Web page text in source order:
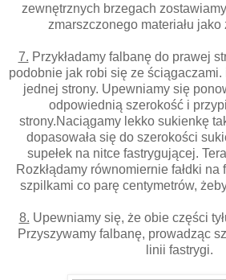
zewnętrznych brzegach
zmarszczonego materiału jako
7. Przykładamy falbanę do prawej
podobnie jak robi się ze
jednej strony. Upewniamy się
odpowiednią szerokość i
strony.Naciągamy lekko sukienkę
dopasowała się do szerokości
supełek na nitce fastrygującej.
Rozkłądamy równomiernie fałdki
szpilkami co parę centymetrów,
8. Upewniamy się, że obie części
Przyszywamy falbanę, prowadząc
linii fastrygi.